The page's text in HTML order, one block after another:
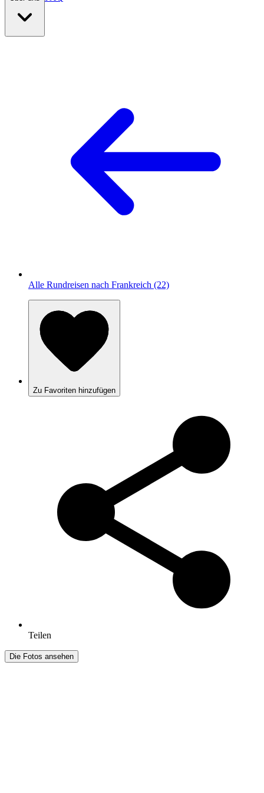
Alle Rundreisen nach Frankreich (22)
Zu Favoriten hinzufügen
Teilen
Die Fotos ansehen